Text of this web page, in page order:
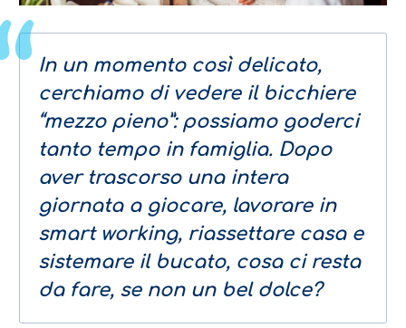
In un momento così delicato,
cerchiamo di vedere il bicchiere
“mezzo pieno”: possiamo goderci
tanto tempo in famiglia. Dopo
aver trascorso una intera
giornata a giocare, lavorare in
smart working, riassettare casa e
sistemare il bucato, cosa ci resta
da fare, se non un bel dolce?